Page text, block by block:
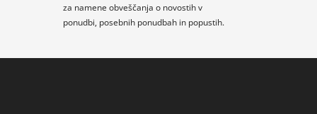
za namene obveščanja o novostih v
ponudbi, posebnih ponudbah in popustih.